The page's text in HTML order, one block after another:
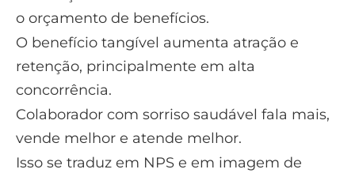
o orçamento de benefícios.
O benefício tangível aumenta atração e
retenção, principalmente em alta
concorrência.
Colaborador com sorriso saudável fala mais,
vende melhor e atende melhor.
Isso se traduz em NPS e em imagem de